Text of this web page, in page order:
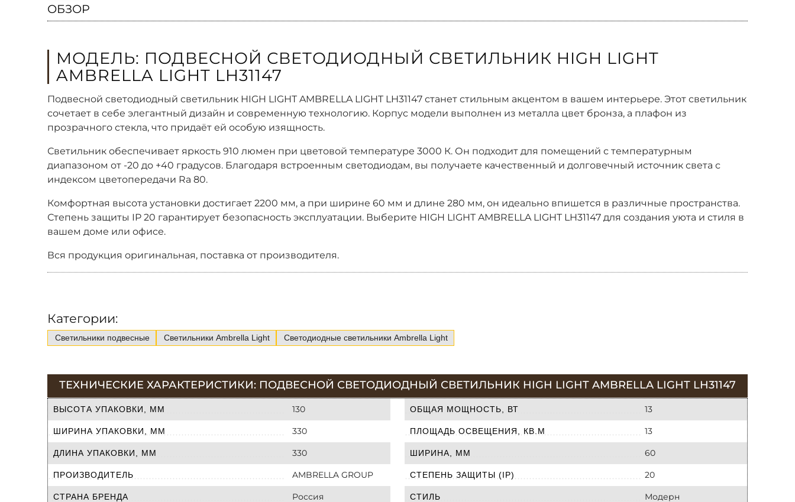
ОБЗОР
МОДЕЛЬ: ПОДВЕСНОЙ СВЕТОДИОДНЫЙ СВЕТИЛЬНИК HIGH LIGHT
AMBRELLA LIGHT LH31147
Подвесной светодиодный светильник HIGH LIGHT AMBRELLA LIGHT LH31147 станет стильным акцентом в вашем интерьере. Этот светильник
сочетает в себе элегантный дизайн и современную технологию. Корпус модели выполнен из металла цвет бронза, а плафон из
прозрачного стекла, что придаёт ей особую изящность.
Светильник обеспечивает яркость 910 люмен при цветовой температуре 3000 К. Он подходит для помещений с температурным
диапазоном от -20 до +40 градусов. Благодаря встроенным светодиодам, вы получаете качественный и долговечный источник света с
индексом цветопередачи Ra 80.
Комфортная высота установки достигает 2200 мм, а при ширине 60 мм и длине 280 мм, он идеально впишется в различные пространства.
Степень защиты IP 20 гарантирует безопасность эксплуатации. Выберите HIGH LIGHT AMBRELLA LIGHT LH31147 для создания уюта и стиля в
вашем доме или офисе.
Вся продукция оригинальная, поставка от производителя.
Категории:
Светильники подвесные Светильники Ambrella Light Светодиодные светильники Ambrella Light
ТЕХНИЧЕСКИЕ ХАРАКТЕРИСТИКИ: ПОДВЕСНОЙ СВЕТОДИОДНЫЙ СВЕТИЛЬНИК HIGH LIGHT AMBRELLA LIGHT LH31147
ВЫСОТА УПАКОВКИ, ММ 130
ШИРИНА УПАКОВКИ, ММ 330
ДЛИНА УПАКОВКИ, ММ 330
ПРОИЗВОДИТЕЛЬ AMBRELLA GROUP
СТРАНА БРЕНДА Россия
ОБЩАЯ МОЩНОСТЬ, ВТ 13
ПЛОЩАДЬ ОСВЕЩЕНИЯ, КВ.М 13
ШИРИНА, ММ 60
СТЕПЕНЬ ЗАЩИТЫ (IP) 20
СТИЛЬ Модерн